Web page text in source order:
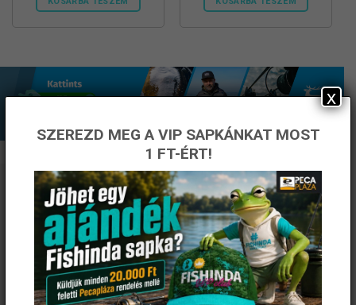
ÉRTESÜLJ ELSŐKÉNT! IRATKOZZ FEL A
HÍRLEVELÜNKRE!
SZEREZD MEG A VIP SAPKÁNKAT MOST
1 FT-ÉRT!
x